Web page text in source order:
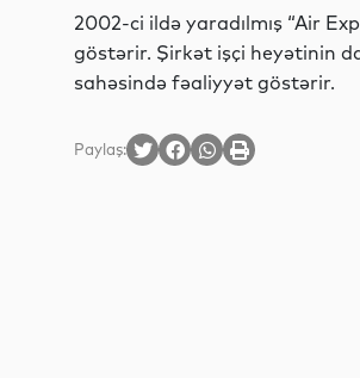
2002-ci ildə yaradılmış “Air
göstərir. Şirkət işçi heyətinin
sahəsində fəaliyyət göstərir.
Paylaş: